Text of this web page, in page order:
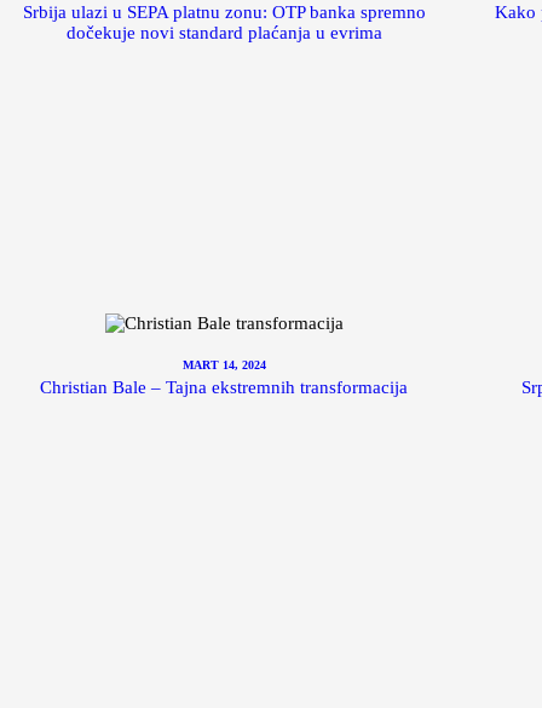
Srbija ulazi u SEPA platnu zonu: OTP banka spremno
dočekuje novi standard plaćanja u evrima
Kako
MART 14, 2024
Christian Bale – Tajna ekstremnih transformacija